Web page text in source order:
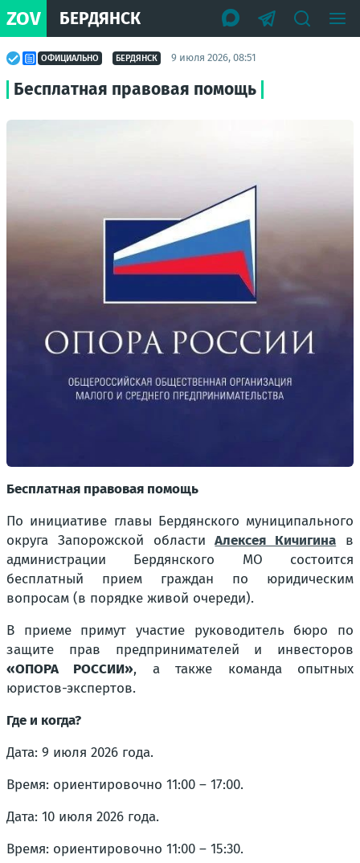
ZOV БЕРДЯНСК
ОФИЦИАЛЬНО БЕРДЯНСК 9 июля 2026, 08:51
Бесплатная правовая помощь
Бесплатная правовая помощь
По инициативе главы Бердянского муниципального
округа Запорожской областиАлексея Кичигина в
администрации Бердянского МО состоится
бесплатный прием граждан по юридическим
вопросам (в порядке живой очереди).
В приеме примут участие руководитель бюро по
защите прав предпринимателей и инвесторов
«ОПОРА РОССИИ», а также команда опытных
юристов-экспертов.
Где и когда?
Дата: 9 июля 2026 года.
Время: ориентировочно 11:00 – 17:00.
Дата: 10 июля 2026 года.
Время: ориентировочно 11:00 – 15:30.